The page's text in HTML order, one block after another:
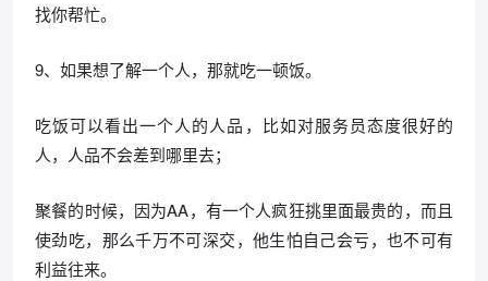
找你帮忙。
9、如果想了解一个人，那就吃一顿饭。
吃饭可以看出一个人的人品，比如对服务员态度很好的
人，人品不会差到哪里去；
聚餐的时候，因为AA，有一个人疯狂挑里面最贵的，而且
使劲吃，那么千万不可深交，他生怕自己会亏，也不可有
利益往来。